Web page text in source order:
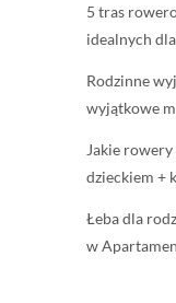
5 tras
idealnych
Rodzinne
wyjątkowe
Jakie
dzieckiem +
Łeba dla
w